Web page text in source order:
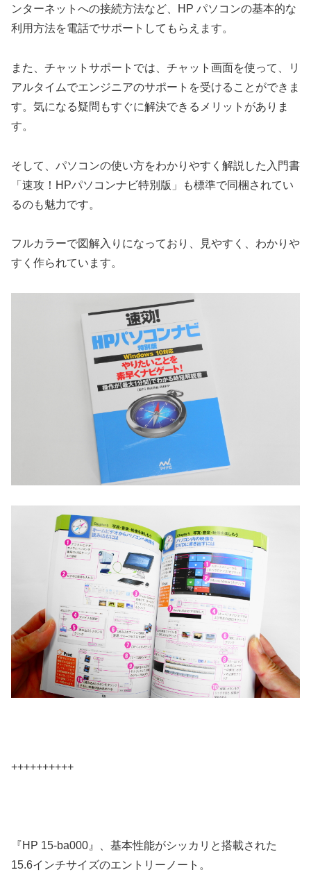
ンターネットへの接続方法など、HP パソコンの基本的な
利用方法を電話でサポートしてもらえます。
また、チャットサポートでは、チャット画面を使って、リ
アルタイムでエンジニアのサポートを受けることができま
す。気になる疑問もすぐに解決できるメリットがありま
す。
そして、パソコンの使い方をわかりやすく解説した入門書
「速攻！HPパソコンナビ特別版」も標準で同梱されてい
るのも魅力です。
フルカラーで図解入りになっており、見やすく、わかりや
すく作られています。
++++++++++
『HP 15-ba000』、基本性能がシッカリと搭載された
15.6インチサイズのエントリーノート。